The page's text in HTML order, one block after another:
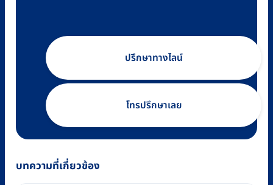
ปรึกษาทางไลน์
โทรปรึกษาเลย
บทความที่เกี่ยวข้อง